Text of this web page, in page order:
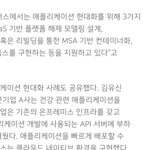
에서는 애플리케이션 현대화를 위해 3가지
기반 플랫폼 해제 모델링 설계,
은 리빌딩을 통한 MSA 기반 컨테이너화,
를 구현하는 등을 지원하고 있다”고
이션 현대화 사례도 공유했다. 김유신
기업 A사는 건강 관련 애플리케이션을
은 기존의 온프레미스 인프라를 갖고
케이션 개발에 사용되는 API 서버에 부하
다. 애플리케이션을 빠르게 배포할 수